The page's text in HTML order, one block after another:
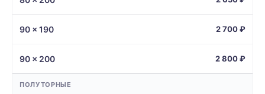
90 × 190 2 700 ₽
90 × 200 2 800 ₽
ПОЛУТОРНЫЕ